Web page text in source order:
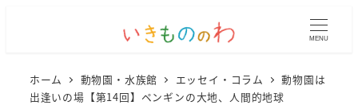
MENU
ホーム 動物園・水族館 エッセイ・コラム
動物園は
出逢いの場【第14回】ペンギンの大地、人間的地球